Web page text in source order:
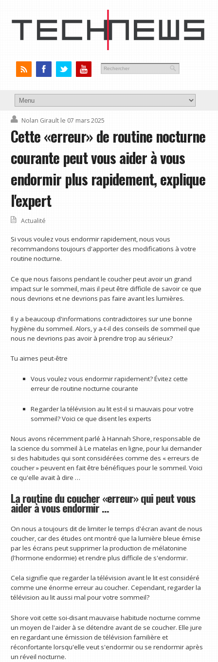
Nolan Girault le 07 mars 2025
Cette «erreur» de routine nocturne
courante peut vous aider à vous
endormir plus rapidement, explique
l'expert
Actualité
Si vous voulez vous endormir rapidement, nous vous
recommandons toujours d'apporter des modifications à votre
routine nocturne.
Ce que nous faisons pendant le coucher peut avoir un grand
impact sur le sommeil, mais il peut être difficile de savoir ce que
nous devrions et ne devrions pas faire avant les lumières.
Il y a beaucoup d'informations contradictoires sur une bonne
hygiène du sommeil. Alors, y a-t-il des conseils de sommeil que
nous ne devrions pas avoir à prendre trop au sérieux?
Tu aimes peut-être
Vous voulez vous endormir rapidement? Évitez cette
erreur de routine nocturne courante
Regarder la télévision au lit est-il si mauvais pour votre
sommeil? Voici ce que disent les experts
Nous avons récemment parlé à Hannah Shore, responsable de
la science du sommeil à Le matelas en ligne, pour lui demander
si des habitudes qui sont considérées comme des « erreurs de
coucher » peuvent en fait être bénéfiques pour le sommeil. Voici
ce qu'elle avait à dire …
La routine du coucher «erreur» qui peut vous
aider à vous endormir …
On nous a toujours dit de limiter le temps d'écran avant de nous
coucher, car des études ont montré que la lumière bleue émise
par les écrans peut supprimer la production de mélatonine
(l'hormone endormie) et rendre plus difficile de s'endormir.
Cela signifie que regarder la télévision avant le lit est considéré
comme une énorme erreur au coucher. Cependant, regarder la
télévision au lit aussi mal pour votre sommeil?
Shore voit cette soi-disant mauvaise habitude nocturne comme
un moyen de l'aider à se détendre avant de se coucher. Elle jure
en regardant une émission de télévision familière et
réconfortante lorsqu'elle veut s'endormir ou se rendormir après
un réveil nocturne.